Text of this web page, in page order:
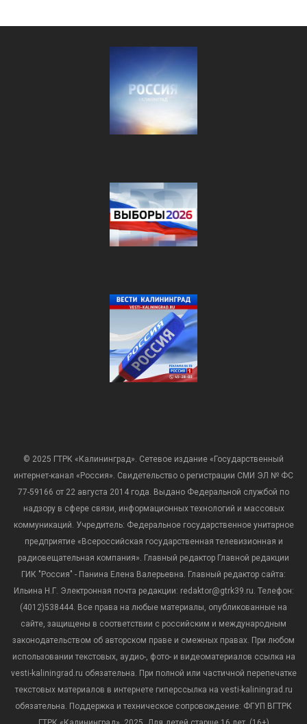
© 2025 ГТРК «Калининград». Сетевое издание «Государственный
интернет-канал «Россия». Свидетельство о регистрации СМИ ЭЛ № ФС
77-59166 от 22 августа 2014 года. Выдано Федеральной службой по
надзору в сфере связи, информационных технологий и массовых
коммуникаций. Учредитель: Федеральное государственное унитарное
предприятие «Всероссийская государственная телевизионная и
радиовещательная компания». Главный редактор Главной редакции
ГИК "Россия" - Панина Елена Валерьевна. Главный редактор сайта:
Ильина Н.Г. Электронная почта редакции: redaktor@gtrk39.ru. Телефон:
(4012)538444. Все права на любые материалы, опубликованные на
сайте, защищены в соответствии с российским и международным
законодательством об авторском праве и смежных правах. При любом
использовании текстовых, аудио-, фото- и видеоматериалов ссылка на
vesti-kaliningrad.ru обязательна. При полной или частичной перепечатке
текстовых материалов в интернете гиперссылка на vesti-kaliningrad.ru
обязательна. Поддержка и техническое сопровождение: ФГУП ВГТРК